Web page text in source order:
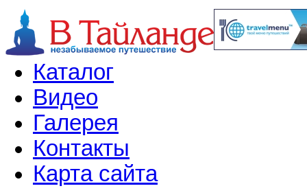
Каталог
Видео
Галерея
Контакты
Карта сайта